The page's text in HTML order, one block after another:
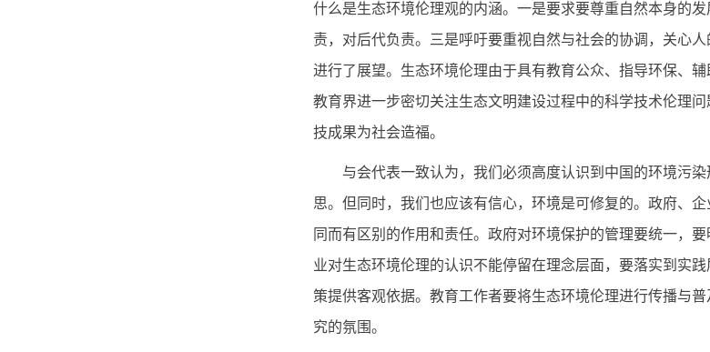
什么是生态环境伦理观的内涵。一是要求要尊重自然本身的
责，对后代负责。三是呼吁要重视自然与社会的协调，关心
进行了展望。生态环境伦理由于具有教育公众、指导环保、
教育界进一步密切关注生态文明建设过程中的科学技术伦理
技成果为社会造福。
与会代表一致认为，我们必须高度认识到中国的环境污染
思。但同时，我们也应该有信心，环境是可修复的。政府、
同而有区别的作用和责任。政府对环境保护的管理要统一，
业对生态环境伦理的认识不能停留在理念层面，要落实到实
策提供客观依据。教育工作者要将生态环境伦理进行传播与
究的氛围。